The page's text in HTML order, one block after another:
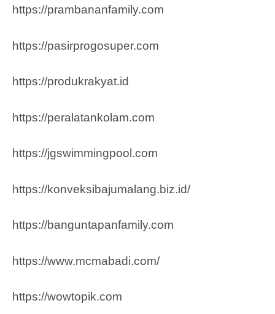
https://prambananfamily.com
https://pasirprogosuper.com
https://produkrakyat.id
https://peralatankolam.com
https://jgswimmingpool.com
https://konveksibajumalang.biz.id/
https://banguntapanfamily.com
https://www.mcmabadi.com/
https://wowtopik.com